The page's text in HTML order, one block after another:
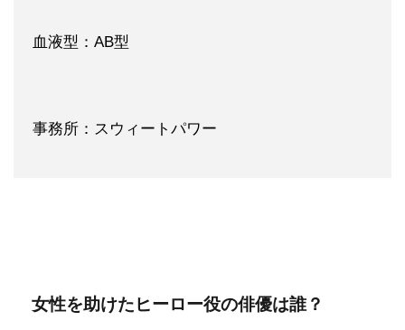
血液型：AB型
事務所：スウィートパワー
女性を助けたヒーロー役の俳優は誰？